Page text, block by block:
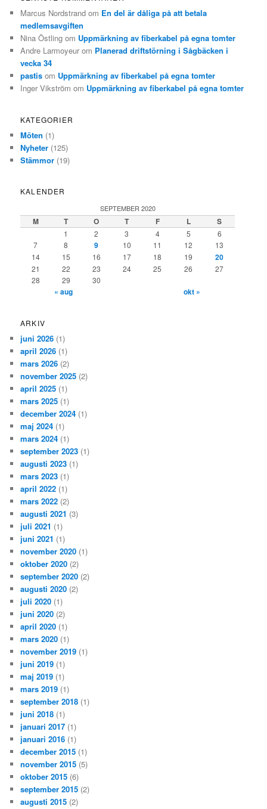
Marcus Nordstrand om En del är dåliga på att betala
medlemsavgiften
Nina Östling om Uppmärkning av fiberkabel på egna tomter
Andre Larmoyeur om Planerad driftstörning i Sågbäcken i
vecka 34
pastis om Uppmärkning av fiberkabel på egna tomter
Inger Vikström om Uppmärkning av fiberkabel på egna tomter
KATEGORIER
Möten (1)
Nyheter (125)
Stämmor (19)
KALENDER
SEPTEMBER 2020
M T O T F L S
1 2 3 4 5
6
7
8 9 10 11 12
13
14
15 16 17 18 19 20
21 22 23 24 25 26
27
28
29 30
« aug okt »
ARKIV
juni 2026 (1)
april 2026 (1)
mars 2026 (2)
november 2025 (2)
april 2025 (1)
mars 2025 (1)
december 2024 (1)
maj 2024 (1)
mars 2024 (1)
september 2023 (1)
augusti 2023 (1)
mars 2023 (1)
april 2022 (1)
mars 2022 (2)
augusti 2021 (3)
juli 2021 (1)
juni 2021 (1)
november 2020 (1)
oktober 2020 (2)
september 2020 (2)
augusti 2020 (2)
juli 2020 (1)
juni 2020 (2)
april 2020 (1)
mars 2020 (1)
november 2019 (1)
juni 2019 (1)
maj 2019 (1)
mars 2019 (1)
september 2018 (1)
juni 2018 (1)
januari 2017 (1)
januari 2016 (1)
december 2015 (1)
november 2015 (5)
oktober 2015 (6)
september 2015 (2)
augusti 2015 (2)